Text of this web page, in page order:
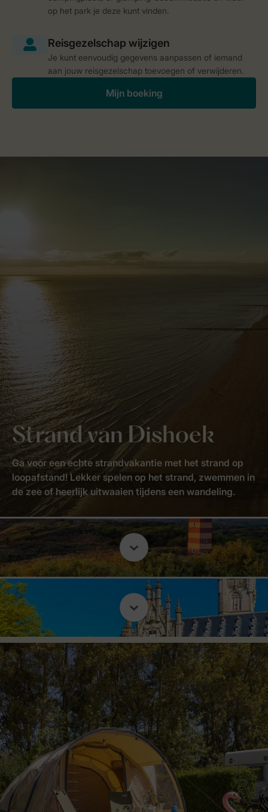
op het park je deze kunt vinden.
Je kunt eenvoudig gegevens aanpassen of iemand
aan jouw reisgezelschap toevoegen of verwijderen.
Mijn boeking
Strand van Dishoek
Ga voor een echte strandvakantie met het strand op
loopafstand! Lekker spelen op het strand, zwemmen in
de zee of heerlijk uitwaaien tijdens een wandeling.